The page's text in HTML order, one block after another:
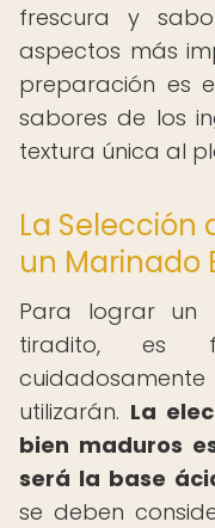
frescura y
aspectos más
preparación es
sabores de los
textura única al
La Selección
un Marinado
Para lograr un
tiradito, es
utilizarán. La
bien maduros
será la base
se deben